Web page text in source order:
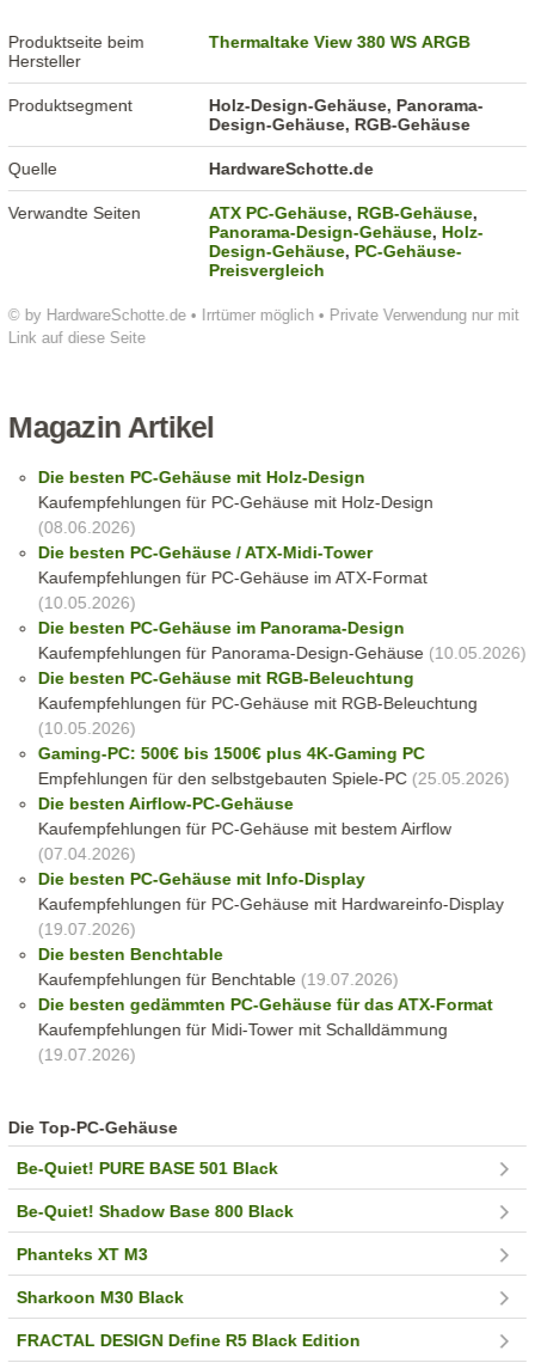
© by HardwareSchotte.de • Irrtümer möglich • Private Verwendung nur mit
Link auf diese Seite
Produktseite beim
Hersteller
Thermaltake View 380 WS ARGB
Produktsegment
Holz-Design-Gehäuse, Panorama-
Design-Gehäuse, RGB-Gehäuse
Quelle HardwareSchotte.de
Verwandte Seiten ATX PC-Gehäuse,RGB-Gehäuse,
Panorama-Design-Gehäuse,Holz-
Design-Gehäuse,PC-Gehäuse-
Preisvergleich
Magazin Artikel
Die besten PC-Gehäuse mit Holz-Design
Kaufempfehlungen für PC-Gehäuse mit Holz-Design
(08.06.2026)
Die besten PC-Gehäuse / ATX-Midi-Tower
Kaufempfehlungen für PC-Gehäuse im ATX-Format
(10.05.2026)
Die besten PC-Gehäuse im Panorama-Design
Kaufempfehlungen für Panorama-Design-Gehäuse (10.05.2026)
Die besten PC-Gehäuse mit RGB-Beleuchtung
Kaufempfehlungen für PC-Gehäuse mit RGB-Beleuchtung
(10.05.2026)
Gaming-PC: 500€ bis 1500€ plus 4K-Gaming PC
Empfehlungen für den selbstgebauten Spiele-PC(25.05.2026)
Die besten Airflow-PC-Gehäuse
Kaufempfehlungen für PC-Gehäuse mit bestem Airflow
(07.04.2026)
Die besten PC-Gehäuse mit Info-Display
Kaufempfehlungen für PC-Gehäuse mit Hardwareinfo-Display
(19.07.2026)
Die besten Benchtable
Kaufempfehlungen für Benchtable (19.07.2026)
Die besten gedämmten PC-Gehäuse für das ATX-Format
Kaufempfehlungen für Midi-Tower mit Schalldämmung
(19.07.2026)
Die Top-PC-Gehäuse
Be-Quiet! PURE BASE 501 Black
Be-Quiet! Shadow Base 800 Black
Phanteks XT M3
Sharkoon M30 Black
FRACTAL DESIGN Define R5 Black Edition